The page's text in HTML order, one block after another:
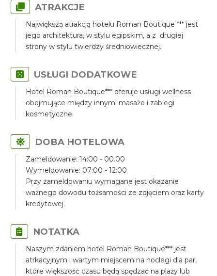
ATRAKCJE
Największą atrakcją hotelu Roman Boutique *** jest
jego architektura, w stylu egipskim, a z drugiej
strony w stylu twierdzy średniowiecznej.
USŁUGI DODATKOWE
Hotel Roman Boutique*** oferuje usługi wellness
obejmujące między innymi masaże i zabiegi
kosmetyczne.
DOBA HOTELOWA
Zameldowanie: 14:00 - 00.00
Wymeldowanie: 07:00 - 12:00
Przy zameldowaniu wymagane jest okazanie
ważnego dowodu tożsamości ze zdjęciem oraz karty
kredytowej.
NOTATKA
Naszym zdaniem hotel Roman Boutique*** jest
atrkacyjnym i wartym miejscem na noclegi dla par,
które większość czasu będą spędzać na plaży lub